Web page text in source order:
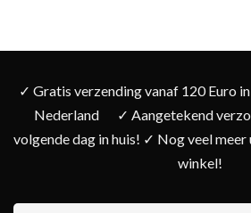
✓ Gratis verzending vanaf 120 Euro
Nederland
✓ Aangetekend
volgende dag in huis! ✓ Nog veel
winkel!